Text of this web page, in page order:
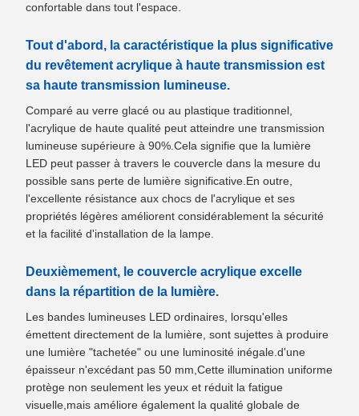
confortable dans tout l'espace.
Tout d'abord, la caractéristique la plus significative
du revêtement acrylique à haute transmission est
sa haute transmission lumineuse.
Comparé au verre glacé ou au plastique traditionnel,
l'acrylique de haute qualité peut atteindre une transmission
lumineuse supérieure à 90%.Cela signifie que la lumière
LED peut passer à travers le couvercle dans la mesure du
possible sans perte de lumière significative.En outre,
l'excellente résistance aux chocs de l'acrylique et ses
propriétés légères améliorent considérablement la sécurité
et la facilité d'installation de la lampe.
Deuxièmement, le couvercle acrylique excelle
dans la répartition de la lumière.
Les bandes lumineuses LED ordinaires, lorsqu'elles
émettent directement de la lumière, sont sujettes à produire
une lumière "tachetée" ou une luminosité inégale.d'une
épaisseur n'excédant pas 50 mm,Cette illumination uniforme
protège non seulement les yeux et réduit la fatigue
visuelle,mais améliore également la qualité globale de